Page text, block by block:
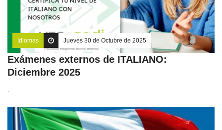
Idiomas Jueves 30 de Octubre de 2025
Exámenes externos de ITALIANO:
Diciembre 2025